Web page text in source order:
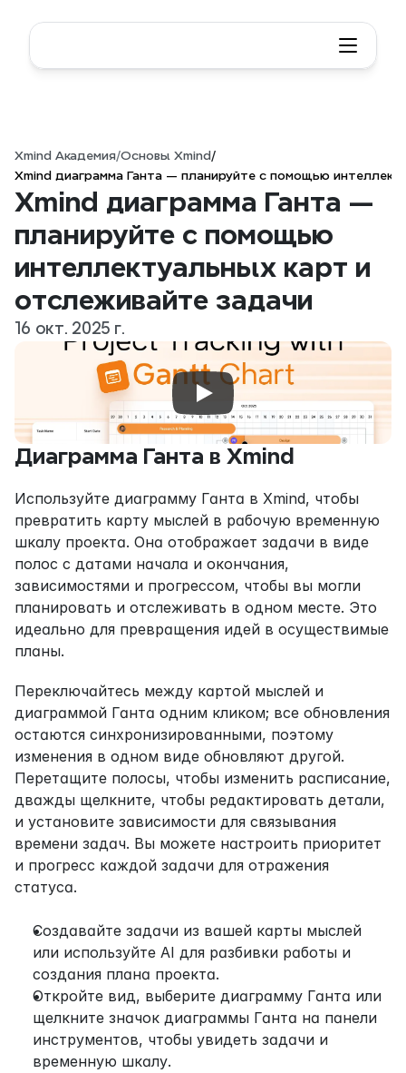
Xmind Академия/Основы Xmind /
Xmind диаграмма Ганта — планируйте с помощью
Xmind диаграмма Ганта —
планируйте с помощью
интеллектуальных карт и
отслеживайте задачи
16 окт. 2025 г.
Диаграмма Ганта в Xmind
Используйте диаграмму Ганта в Xmind, чтобы
превратить карту мыслей в рабочую временную
шкалу проекта. Она отображает задачи в виде
полос с датами начала и окончания,
зависимостями и прогрессом, чтобы вы могли
планировать и отслеживать в одном месте. Это
идеально для превращения идей в осуществимые
планы.
Переключайтесь между картой мыслей и
диаграммой Ганта одним кликом; все обновления
остаются синхронизированными, поэтому
изменения в одном виде обновляют другой.
Перетащите полосы, чтобы изменить расписание,
дважды щелкните, чтобы редактировать детали,
и установите зависимости для связывания
времени задач. Вы можете настроить приоритет
и прогресс каждой задачи для отражения
статуса.
Создавайте задачи из вашей карты мыслей
или используйте AI для разбивки работы и
создания плана проекта.
Откройте вид, выберите диаграмму Ганта или
щелкните значок диаграммы Ганта на панели
инструментов, чтобы увидеть задачи и
временную шкалу.